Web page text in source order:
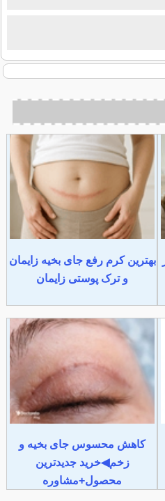
بهترین کرم رفع جای بخیه زایمان
و ترک پوستی زایمان
کاهش محسوس جای بخیه و
زخم◀خرید جدیدترین
محصول+مشاوره